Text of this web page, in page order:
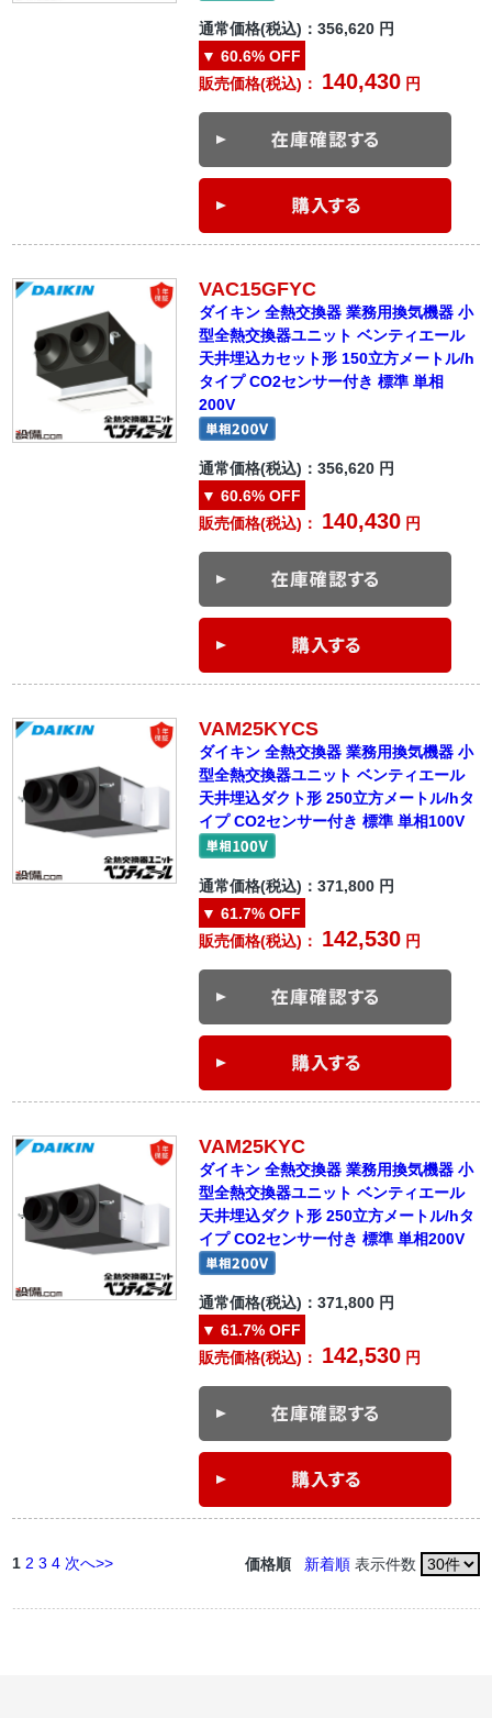
通常価格(税込)：356,620 円
▼ 60.6% OFF
販売価格(税込)： 140,430 円
VAC15GFYC
ダイキン 全熱交換器 業務用換気機器 小
型全熱交換器ユニット ベンティエール
天井埋込カセット形 150立方メートル/h
タイプ CO2センサー付き 標準 単相
200V
通常価格(税込)：356,620 円
▼ 60.6% OFF
販売価格(税込)： 140,430 円
VAM25KYCS
ダイキン 全熱交換器 業務用換気機器 小
型全熱交換器ユニット ベンティエール
天井埋込ダクト形 250立方メートル/hタ
イプ CO2センサー付き 標準 単相100V
通常価格(税込)：371,800 円
▼ 61.7% OFF
販売価格(税込)： 142,530 円
VAM25KYC
ダイキン 全熱交換器 業務用換気機器 小
型全熱交換器ユニット ベンティエール
天井埋込ダクト形 250立方メートル/hタ
イプ CO2センサー付き 標準 単相200V
通常価格(税込)：371,800 円
▼ 61.7% OFF
販売価格(税込)： 142,530 円
価格順 新着順表示件数
1 2 3 4 次へ>>